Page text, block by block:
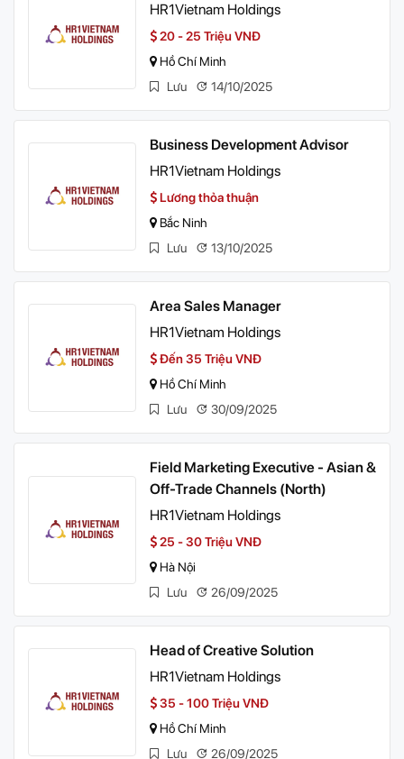
HR1Vietnam Holdings
20 - 25 Triệu VNĐ
Hồ Chí Minh
Lưu
14/10/2025
Business Development Advisor
HR1Vietnam Holdings
Lương thỏa thuận
Bắc Ninh
Lưu
13/10/2025
Area Sales Manager
HR1Vietnam Holdings
Đến 35 Triệu VNĐ
Hồ Chí Minh
Lưu
30/09/2025
Field Marketing Executive - Asian &
Off-Trade Channels (North)
HR1Vietnam Holdings
25 - 30 Triệu VNĐ
Hà Nội
Lưu
26/09/2025
Head of Creative Solution
HR1Vietnam Holdings
35 - 100 Triệu VNĐ
Hồ Chí Minh
Lưu
26/09/2025